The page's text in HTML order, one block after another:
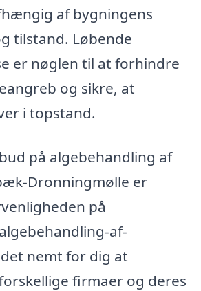
af bygningens
tilstand. Løbende
er nøglen til at forhindre
og sikre, at
i topstand.
på algebehandling af
Dronningmølle er
på
af-
nemt for dig at
firmaer og deres